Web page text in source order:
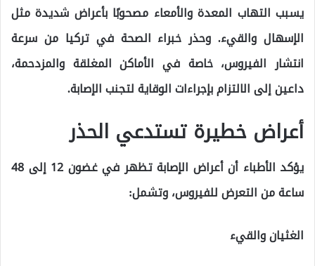
يسبب التهاب المعدة والأمعاء مصحوبًا بأعراض شديدة مثل
الإسهال والقيء. وحذر خبراء الصحة في تركيا من سرعة
انتشار الفيروس، خاصة في الأماكن المغلقة والمزدحمة،
داعين إلى الالتزام بإجراءات الوقاية لتجنب الإصابة.
أعراض خطيرة تستدعي الحذر
يؤكد الأطباء أن أعراض الإصابة تظهر في غضون 12 إلى 48
ساعة من التعرض للفيروس، وتشمل:
الغثيان والقيء